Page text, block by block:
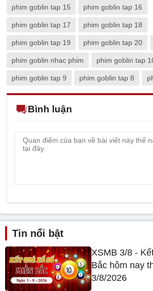
phim goblin tap 15 phim goblin tap 16
phim goblin tap 17 phim goblin tap 18
phim goblin tap 19 phim goblin tap 20
phim goblin nhac phim phim goblin tap
phim goblin tap 9 phim goblin tap 8
Bình luận
Tin nổi bật
XSMB 3/8 -
Bắc hôm nay
3/8/2026